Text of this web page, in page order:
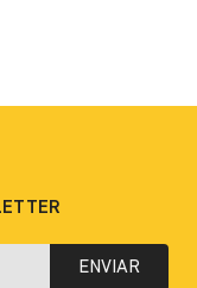
ENVIAR